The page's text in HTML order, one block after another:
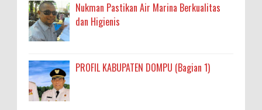
Nukman Pastikan Air Marina Berkualitas
dan Higienis
PROFIL KABUPATEN DOMPU (Bagian 1)